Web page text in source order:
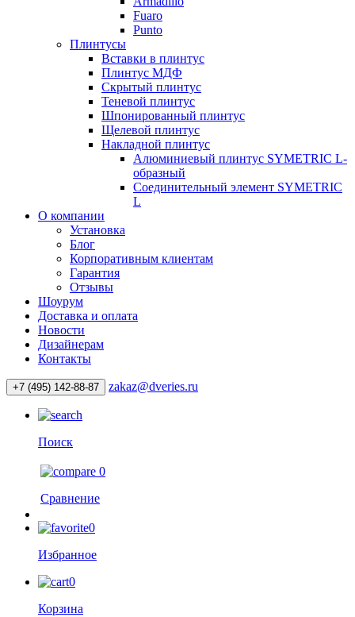
Fuaro
Punto
Плинтусы
Вставки в плинтус
Плинтус МДФ
Скрытый плинтус
Теневой плинтус
Шпонированный плинтус
Щелевой плинтус
Накладной плинтус
Алюминиевый плинтус SYMETRIC L-
образный
Соединительный элемент SYMETRIC
L
О компании
Установка
Блог
Корпоративным клиентам
Гарантия
Отзывы
Шоурум
Доставка и оплата
Новости
Дизайнерам
Контакты
+7 (495) 142-88-87 zakaz@dveries.ru
Поиск
0
Сравнение
0
Избранное
0
Корзина